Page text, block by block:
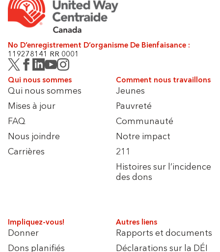
No D’enregistrement D’organisme De Bienfaisance :
119278141 RR 0001
Qui nous sommes
Qui nous sommes
Mises à jour
FAQ
Nous joindre
Carrières
Comment nous travaillons
Jeunes
Pauvreté
Communauté
Notre impact
211
Histoires sur l’incidence
des dons
Impliquez-vous!
Donner
Dons planifiés
Autres liens
Rapports et documents
Déclarations sur la DÉI